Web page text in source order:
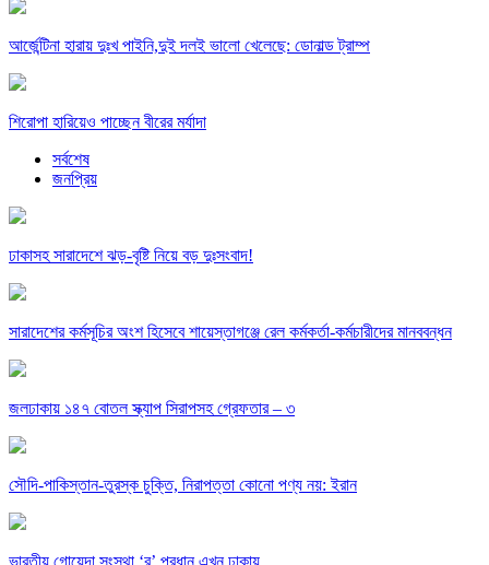
আর্জেন্টিনা হারায় দুঃখ পাইনি,দুই দলই ভালো খেলেছে: ডোনাল্ড ট্রাম্প
শিরোপা হারিয়েও পাচ্ছেন বীরের মর্যাদা
সর্বশেষ
জনপ্রিয়
ঢাকাসহ সারাদেশে ঝড়-বৃষ্টি নিয়ে বড় দুঃসংবাদ!
সারাদেশের কর্মসূচির অংশ হিসেবে শায়েস্তাগঞ্জে রেল কর্মকর্তা-কর্মচারীদের মানববন্ধন
জলঢাকায় ১৪৭ বোতল স্ক্যাপ সিরাপসহ গ্রেফতার – ৩
সৌদি-পাকিস্তান-তুরস্ক চুক্তি, নিরাপত্তা কোনো পণ্য নয়: ইরান